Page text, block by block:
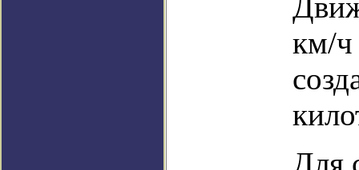
км/ч